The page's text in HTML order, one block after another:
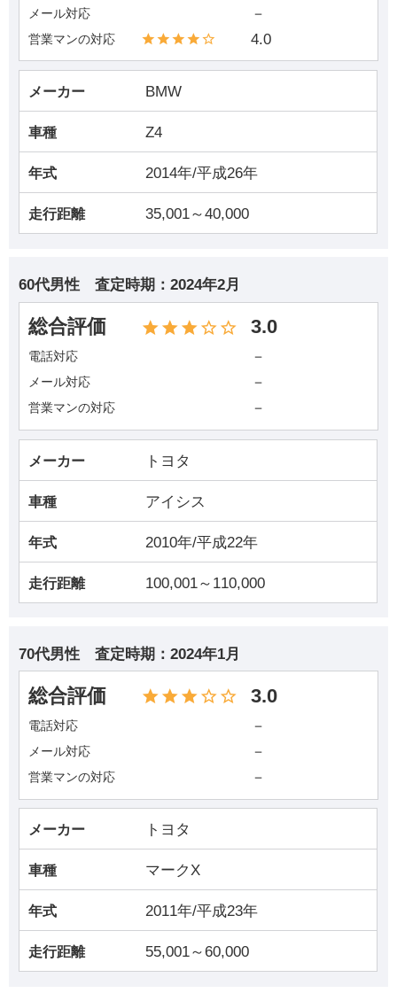
メール対応 －
営業マンの対応 4.0
メーカー BMW
車種 Z4
年式 2014年/平成26年
走行距離 35,001～40,000
60代男性 査定時期： 2024年2月
総合評価 3.0
電話対応 －
メール対応 －
営業マンの対応 －
メーカー トヨタ
車種 アイシス
年式 2010年/平成22年
走行距離 100,001～110,000
70代男性 査定時期： 2024年1月
総合評価 3.0
電話対応 －
メール対応 －
営業マンの対応 －
メーカー トヨタ
車種 マークX
年式 2011年/平成23年
走行距離 55,001～60,000